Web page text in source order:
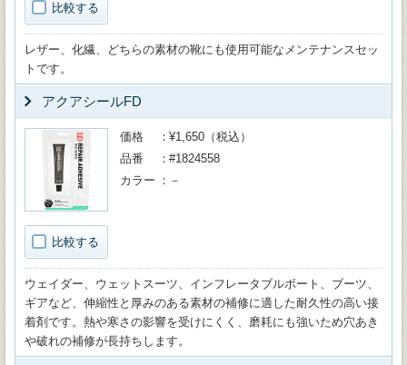
比較する
レザー、化繊、どちらの素材の靴にも使用可能なメンテナンスセッ
トです。
アクアシールFD
比較する
価格
¥1,650（税込）
品番
#1824558
カラー
－
ウェイダー、ウェットスーツ、インフレータブルボート、ブーツ、
ギアなど、伸縮性と厚みのある素材の補修に適した耐久性の高い接
着剤です。熱や寒さの影響を受けにくく、磨耗にも強いため穴あき
や破れの補修が長持ちします。